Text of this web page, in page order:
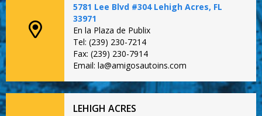
5781 Lee Blvd #304 Lehigh Acres, FL
33971
En la Plaza de Publix
Tel: (239) 230-7214
Fax: (239) 230-7914
Email: la@amigosautoins.com
LEHIGH ACRES